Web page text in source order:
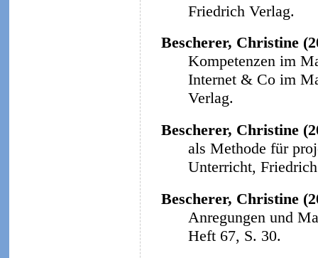
Friedrich Verlag.
Bescherer, Christine
Kompetenzen im
Internet & Co im
Verlag.
Bescherer, Christine
als Methode für
Unterricht,
Bescherer, Christine
Anregungen und
Heft 67, S. 30.